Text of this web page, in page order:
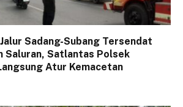
Sadang-Subang Tersendat
Saluran, Satlantas Polsek
Atur Kemacetan